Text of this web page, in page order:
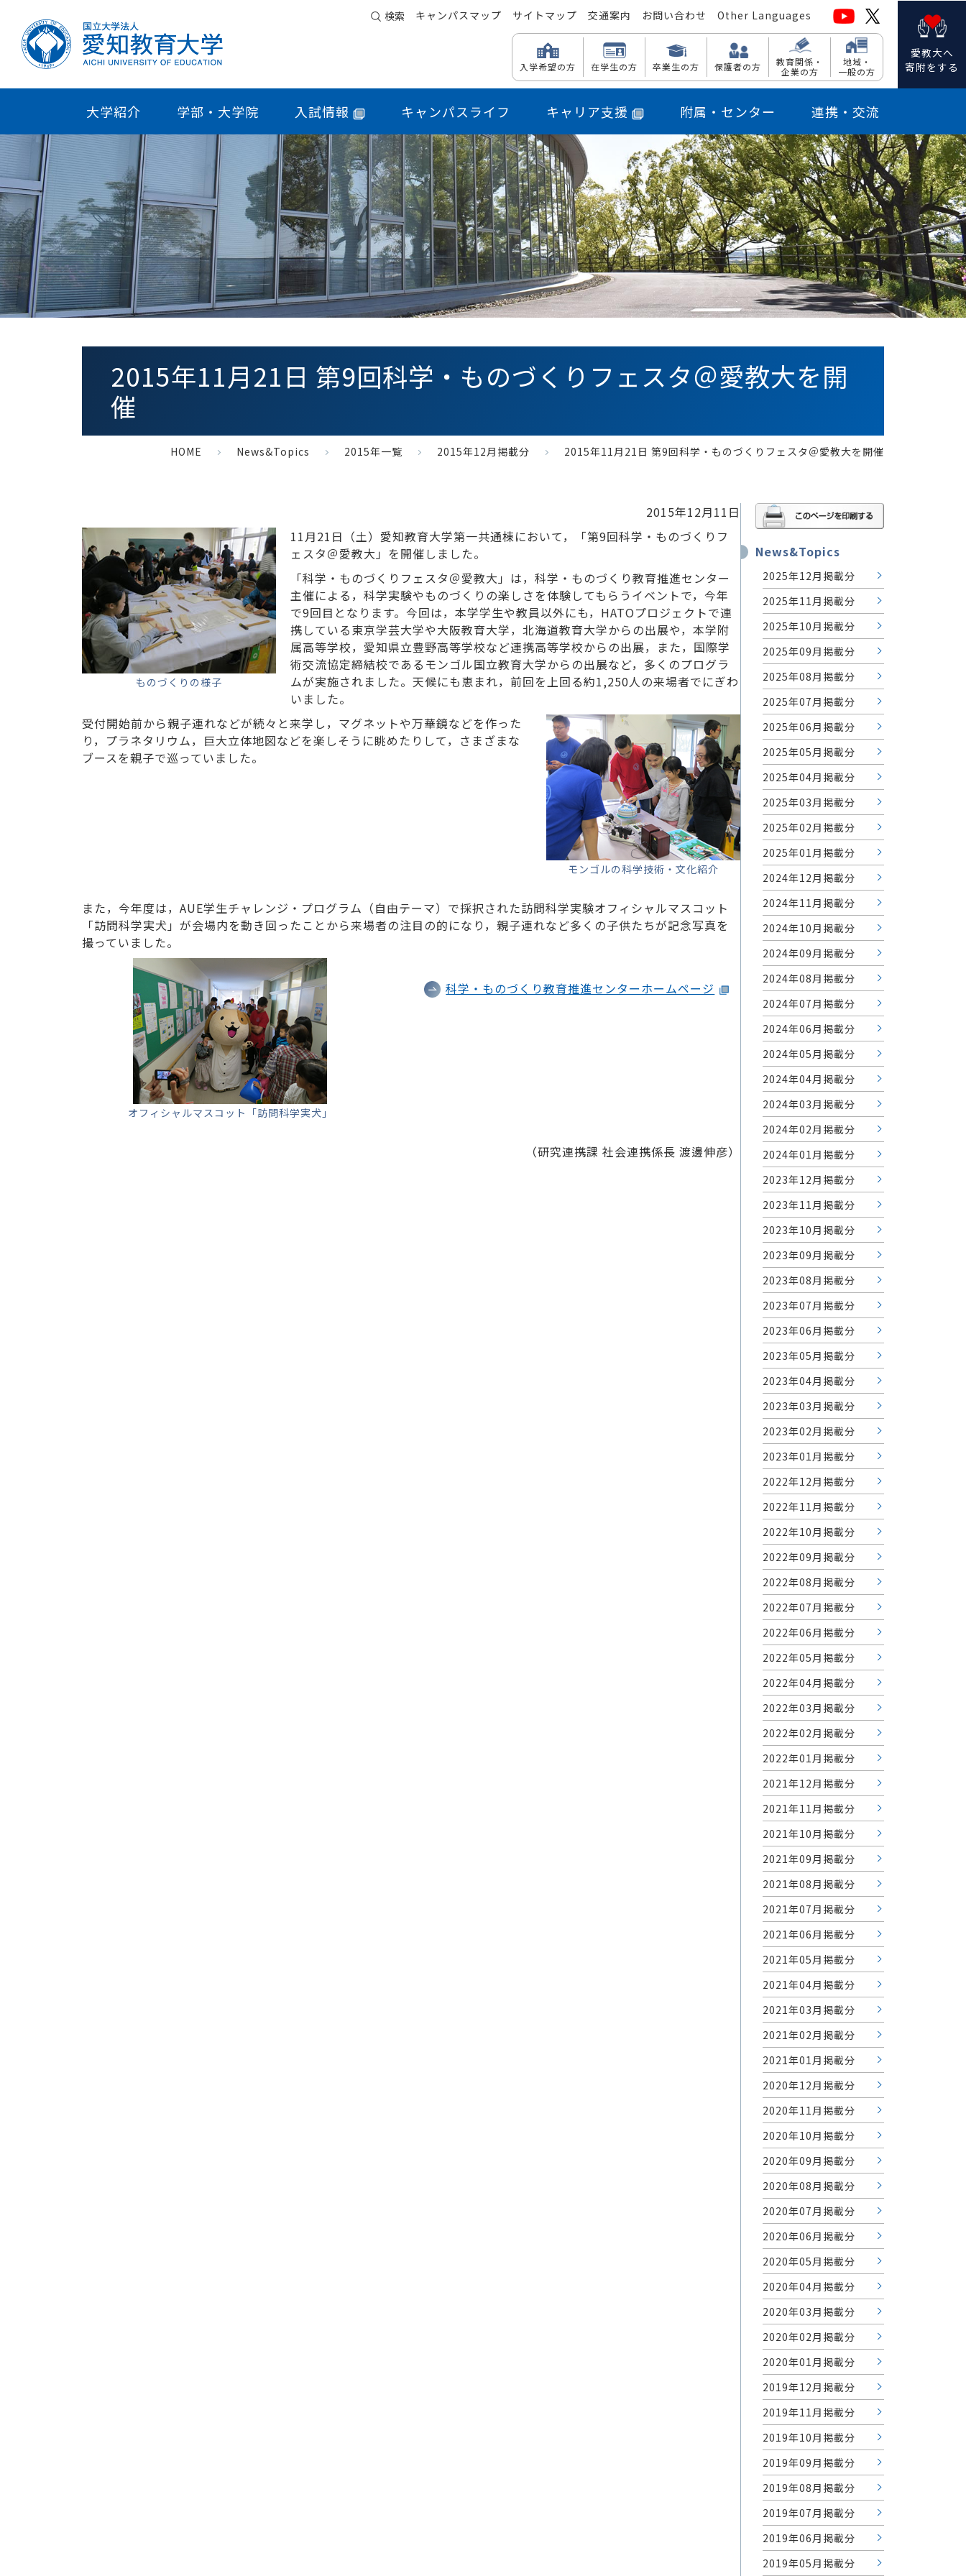
検索 キャンパスマップ サイトマップ 交通案内 お問い合わせ Other Languages
入学希望の方 在学生の方 卒業生の方 保護者の方
教育関係・
企業の方
地域・
一般の方
愛教大へ
寄附をする
大学紹介 学部・大学院 入試情報 キャンパスライフ キャリア支援 附属・センター 連携・交流
2015年11月21日 第9回科学・ものづくりフェスタ＠愛教大を開
催
HOME News&Topics 2015年一覧 2015年12月掲載分 2015年11月21日 第9回科学・ものづくりフェスタ＠愛教大を開催
2015年12月11日
ものづくりの様子
11月21日（土）愛知教育大学第一共通棟において，「第9回科学・ものづくりフ
ェスタ＠愛教大」を開催しました。
「科学・ものづくりフェスタ＠愛教大」は，科学・ものづくり教育推進センター
主催による，科学実験やものづくりの楽しさを体験してもらうイベントで，今年
で9回目となります。今回は，本学学生や教員以外にも，HATOプロジェクトで連
携している東京学芸大学や大阪教育大学，北海道教育大学からの出展や，本学附
属高等学校，愛知県立豊野高等学校など連携高等学校からの出展，また，国際学
術交流協定締結校であるモンゴル国立教育大学からの出展など，多くのプログラ
ムが実施されました。天候にも恵まれ，前回を上回る約1,250人の来場者でにぎわ
いました。
モンゴルの科学技術・文化紹介
受付開始前から親子連れなどが続々と来学し，マグネットや万華鏡などを作った
り，プラネタリウム，巨大立体地図などを楽しそうに眺めたりして，さまざまな
ブースを親子で巡っていました。
また，今年度は，AUE学生チャレンジ・プログラム（自由テーマ）で採択された訪問科学実験オフィシャルマスコット
「訪問科学実犬」が会場内を動き回ったことから来場者の注目の的になり，親子連れなど多くの子供たちが記念写真を
撮っていました。
オフィシャルマスコット「訪問科学実犬」
科学・ものづくり教育推進センターホームページ
（研究連携課 社会連携係長 渡邊伸彦）
News&Topics
2025年12月掲載分
2025年11月掲載分
2025年10月掲載分
2025年09月掲載分
2025年08月掲載分
2025年07月掲載分
2025年06月掲載分
2025年05月掲載分
2025年04月掲載分
2025年03月掲載分
2025年02月掲載分
2025年01月掲載分
2024年12月掲載分
2024年11月掲載分
2024年10月掲載分
2024年09月掲載分
2024年08月掲載分
2024年07月掲載分
2024年06月掲載分
2024年05月掲載分
2024年04月掲載分
2024年03月掲載分
2024年02月掲載分
2024年01月掲載分
2023年12月掲載分
2023年11月掲載分
2023年10月掲載分
2023年09月掲載分
2023年08月掲載分
2023年07月掲載分
2023年06月掲載分
2023年05月掲載分
2023年04月掲載分
2023年03月掲載分
2023年02月掲載分
2023年01月掲載分
2022年12月掲載分
2022年11月掲載分
2022年10月掲載分
2022年09月掲載分
2022年08月掲載分
2022年07月掲載分
2022年06月掲載分
2022年05月掲載分
2022年04月掲載分
2022年03月掲載分
2022年02月掲載分
2022年01月掲載分
2021年12月掲載分
2021年11月掲載分
2021年10月掲載分
2021年09月掲載分
2021年08月掲載分
2021年07月掲載分
2021年06月掲載分
2021年05月掲載分
2021年04月掲載分
2021年03月掲載分
2021年02月掲載分
2021年01月掲載分
2020年12月掲載分
2020年11月掲載分
2020年10月掲載分
2020年09月掲載分
2020年08月掲載分
2020年07月掲載分
2020年06月掲載分
2020年05月掲載分
2020年04月掲載分
2020年03月掲載分
2020年02月掲載分
2020年01月掲載分
2019年12月掲載分
2019年11月掲載分
2019年10月掲載分
2019年09月掲載分
2019年08月掲載分
2019年07月掲載分
2019年06月掲載分
2019年05月掲載分